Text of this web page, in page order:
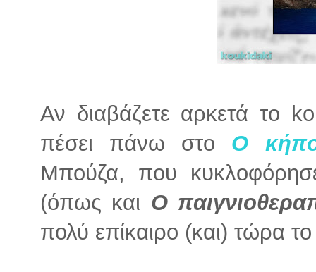
Αν διαβάζετε αρκετά το
πέσει πάνω στο Ο
Μπούζα, που
(όπως και Ο
πολύ επίκαιρο (και) τώρα το